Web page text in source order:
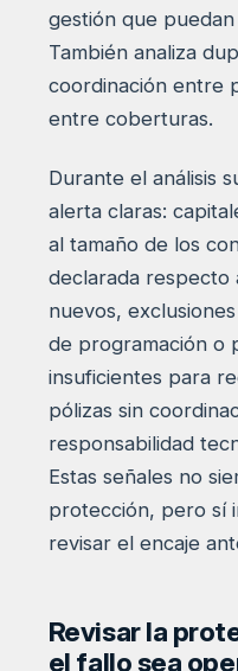
gestión que
También analiza
coordinación entre
entre coberturas.
Durante el análisis
alerta claras:
al tamaño de los
declarada respecto
nuevos,
de programación o
insuficientes para
pólizas sin
responsabilidad
Estas señales no
protección, pero sí
revisar el encaje
Revisar la
el fallo sea